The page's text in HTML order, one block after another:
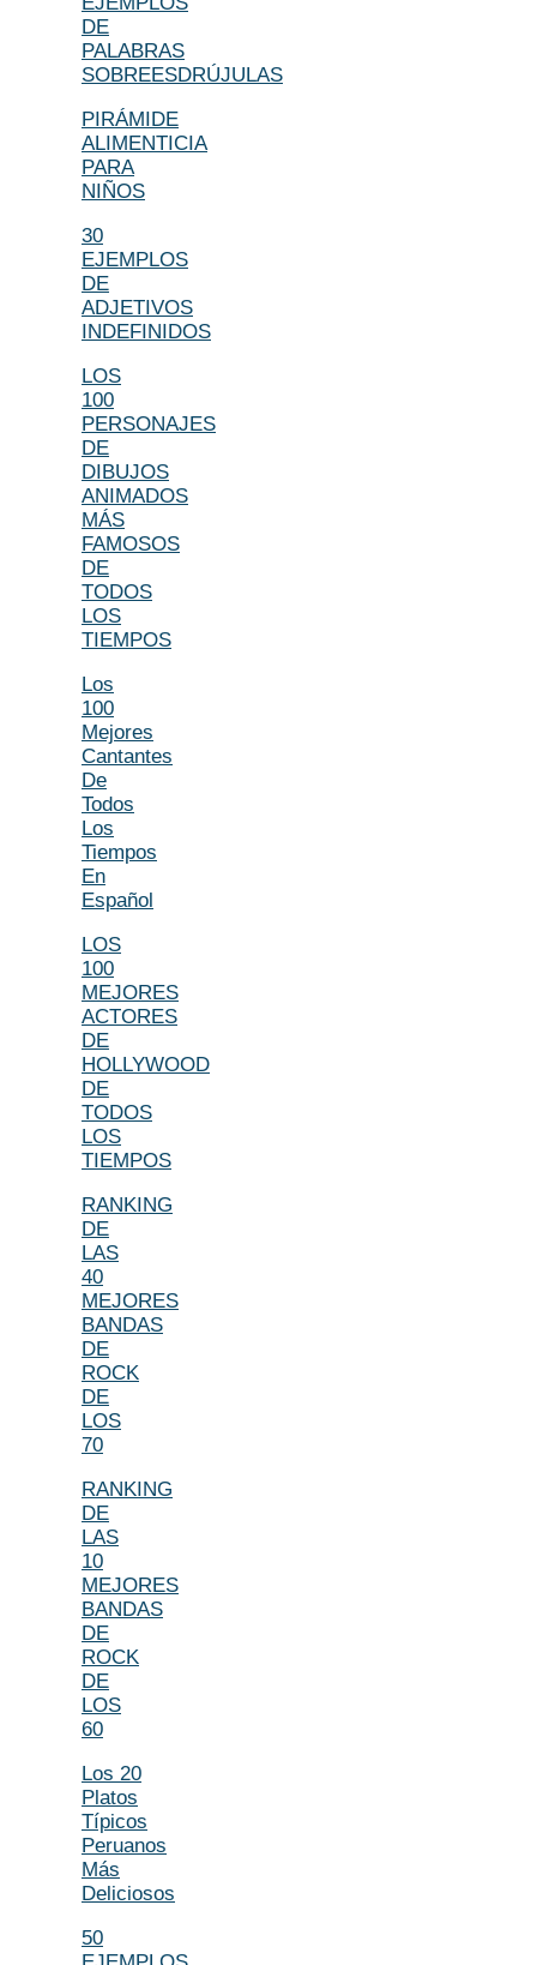
DE
PALABRAS
SOBREESDRÚJULAS
PIRÁMIDE
ALIMENTICIA
PARA
NIÑOS
30
EJEMPLOS
DE
ADJETIVOS
INDEFINIDOS
LOS
100
PERSONAJES
DE
DIBUJOS
ANIMADOS
MÁS
FAMOSOS
DE
TODOS
LOS
TIEMPOS
Los
100
Mejores
Cantantes
De
Todos
Los
Tiempos
En
Español
LOS
100
MEJORES
ACTORES
DE
HOLLYWOOD
DE
TODOS
LOS
TIEMPOS
RANKING
DE
LAS
40
MEJORES
BANDAS
DE
ROCK
DE
LOS
70
RANKING
DE
LAS
10
MEJORES
BANDAS
DE
ROCK
DE
LOS
60
Los 20
Platos
Típicos
Peruanos
Más
Deliciosos
50